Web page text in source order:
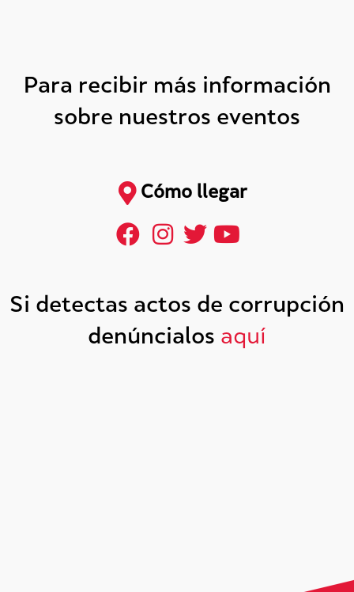
Para recibir más información
sobre nuestros eventos
Cómo llegar
Si detectas actos de corrupción
denúncialos aquí